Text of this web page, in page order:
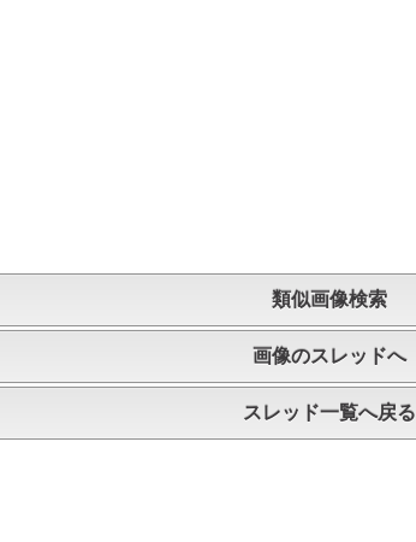
類似画像検索
画像のスレッドへ
スレッド一覧へ戻る